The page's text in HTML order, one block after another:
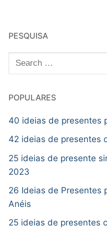
PESQUISA
POPULARES
40 ideias de presentes
42 ideias de presentes
25 ideias de presente
2023
26 Ideias de Presentes
Anéis
25 ideias de presentes